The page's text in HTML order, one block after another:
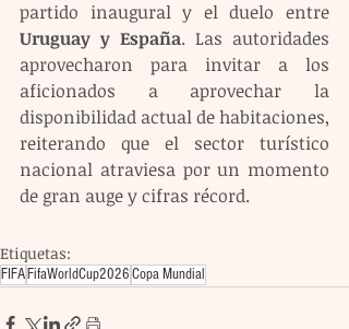
Uruguay y España. Las autoridades
aprovecharon para invitar a los
aficionados a aprovechar la
disponibilidad actual de habitaciones,
reiterando que el sector turístico
nacional atraviesa por un momento
de gran auge y cifras récord.
Etiquetas:
FIFAFifaWorldCup2026Copa Mundial